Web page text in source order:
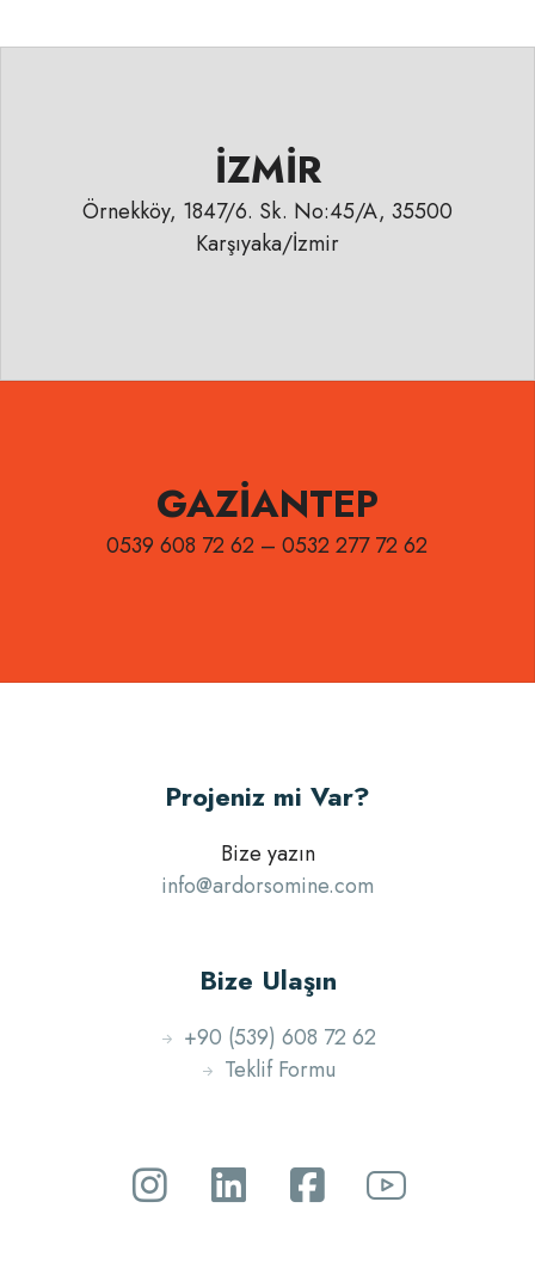
İZMİR
Örnekköy, 1847/6. Sk. No:45/A, 35500
Karşıyaka/İzmir
GAZİANTEP
0539 608 72 62 – 0532 277 72 62
Projeniz mi Var?
Bize yazın
info@ardorsomine.com
Bize Ulaşın
+90 (539) 608 72 62
Teklif Formu